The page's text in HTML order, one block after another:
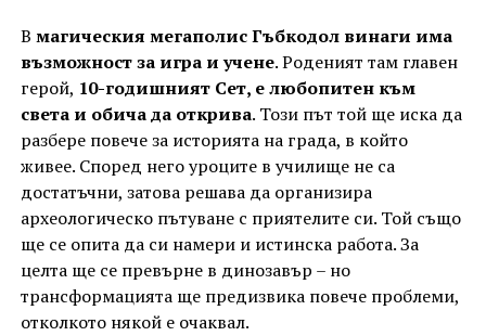
В магическия мегаполис Гъбкодол винаги има
възможност за игра и учене. Роденият там главен
герой, 10-годишният Сет, е любопитен към
света и обича да открива. Този път той ще иска да
разбере повече за историята на града, в който
живее. Според него уроците в училище не са
достатъчни, затова решава да организира
археологическо пътуване с приятелите си. Той също
ще се опита да си намери и истинска работа. За
целта ще се превърне в динозавър – но
трансформацията ще предизвика повече проблеми,
отколкото някой е очаквал.